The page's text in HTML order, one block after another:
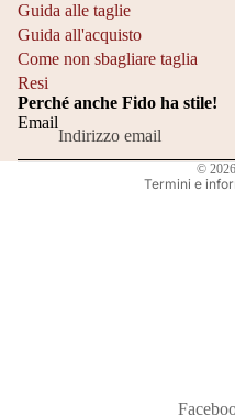
Guida alle taglie
Guida all'acquisto
Come non sbagliare taglia
Resi
Perché anche Fido ha stile!
Email
© 2026
Termini e
Informativa sui rimborsi
Recapiti
Informativa sulle spedizioni
Informativa legale